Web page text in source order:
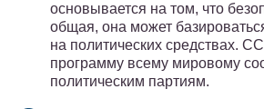
основывается на том, что
общая, она может
на политических средствах.
программу всему мировому
политическим партиям.